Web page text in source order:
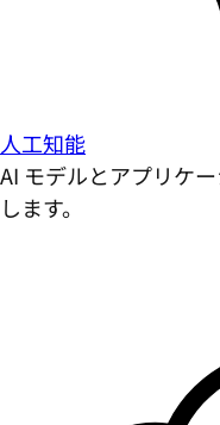
人工知能
AI モデルとアプリケ
します。